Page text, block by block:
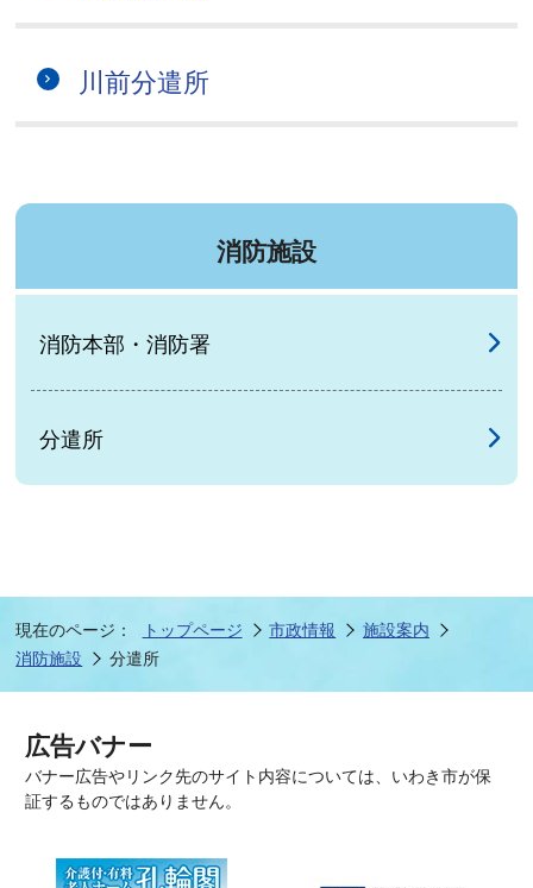
川前分遣所
消防施設
消防本部・消防署
分遣所
現在のページ： トップページ 市政情報
施設案内
消防施設
分遣所
広告バナー
バナー広告やリンク先のサイト内容については、いわき市が保
証するものではありません。